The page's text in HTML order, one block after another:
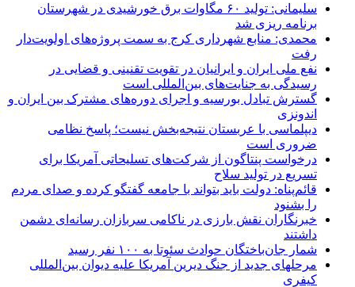
سلیمانی: تولید ۶۰ مگاوات برق خورشیدی در شهرستان
برنامه ریزی شد
محمدی: منابع شهرداری کرج به سمت پروژه‌های اولویت‌دار
رفت
نفع ملی ایران و ایرانیان در تقویت تقنینی و قضایی در
رسیدگی به جنایت‌های بین‌المللی است
گسترش تبادل بورسیه و اجرای دوره‌های مشترک بین ایران و
اندونزی
دیپلماسی با عربستان نتیجه‌بخش نیست؛ پاسخ نظامی
ضروری است
درخواست پنتاگون از شرکت‌های تسلیحاتی آمریکا برای
تسریع در تولید سلاح
قائم‌پناه: دولت باید بتواند با جامعه گفتگو کرده و صدای مردم
را بشنود
خبرنگاران نقش بارزی در ناکامی سربازان رسانه‌ای دشمن
داشتند
شمار جان‌باختگان حوادث سئوتا به ۱۰۰ نفر رسید
مرحله‎ای جدید از جنگ دیرین آمریکا علیه دیوان بین‌المللی
کیفری